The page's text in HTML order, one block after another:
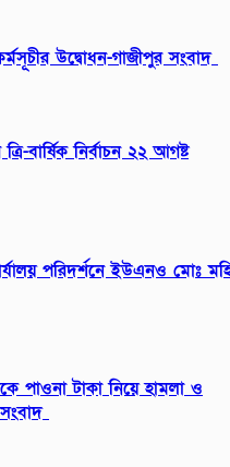
উদ্বোধন-গাজীপুর সংবাদ
বার্ষিক নির্বাচন ২২ আগষ্ট
পরিদর্শনে ইউএনও মোঃ
পাওনা টাকা নিয়ে হামলা ও